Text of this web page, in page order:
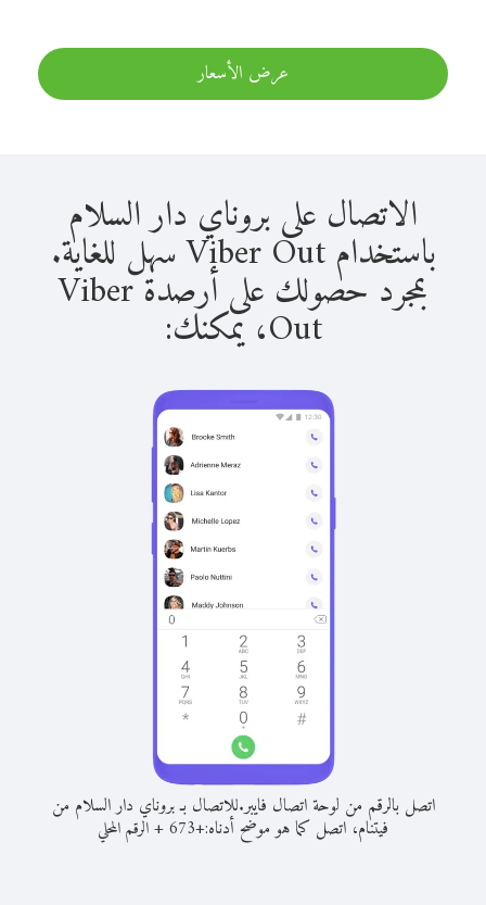
عرض الأسعار
الاتصال على بروناي دار السلام
باستخدام Viber Out سهل للغاية.
بمجرد حصولك على أرصدة Viber
Out، يمكنك:
اتصل بالرقم من لوحة اتصال فايبر.للاتصال بـ بروناي دار السلام من
فيتنام، اتصل كما هو موضح أدناه:+
673
+الرقم المحلي